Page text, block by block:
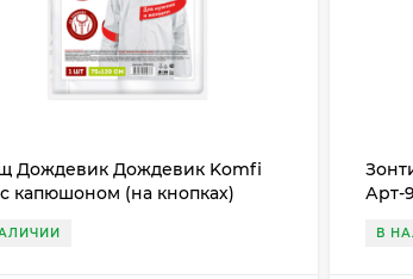
Дождевик Дождевик Komfi
с капюшоном (на кнопках)
Арт-
В